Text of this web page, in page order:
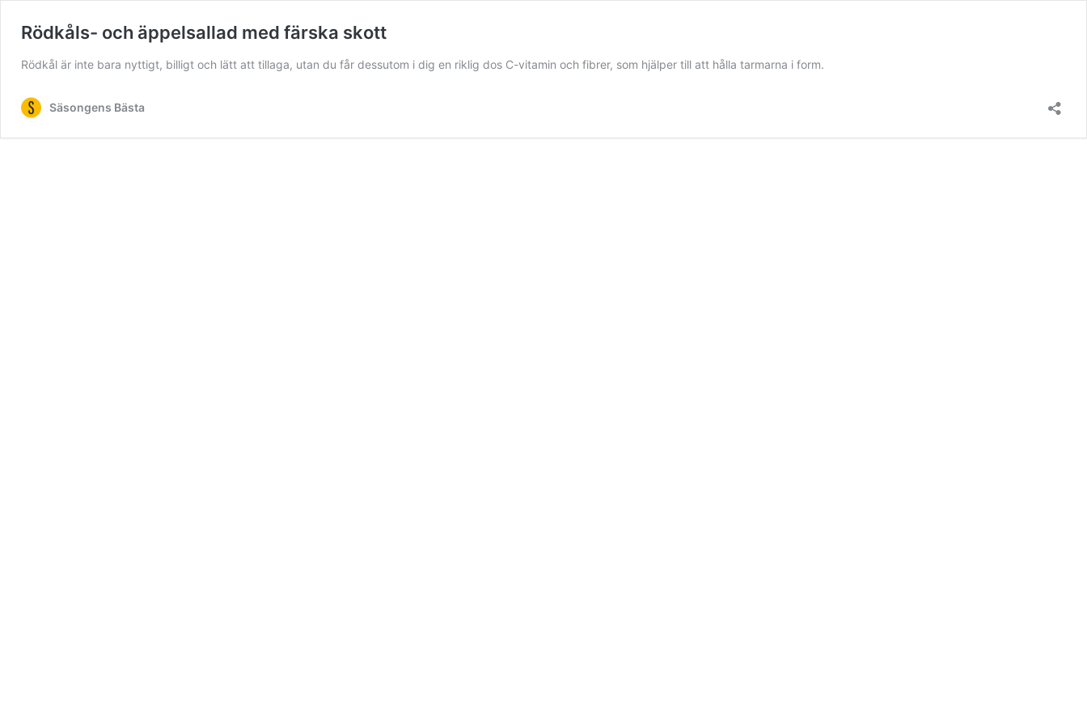
Rödkåls- och äppelsallad med färska skott
Rödkål är inte bara nyttigt, billigt och lätt att tillaga, utan du får dessutom i dig en riklig dos C-vitamin och fibrer, som hjälper till att hålla tarmarna i form.
Säsongens Bästa